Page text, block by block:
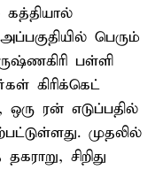
கத்தியால்
பெரும்
பள்ளி
கிரிக்கெட்
ரன் எடுப்பதில்
முதலில்
சிறிது